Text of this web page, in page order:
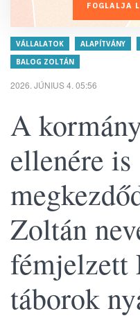
FOGLALJA
VÁLLALATOK ALAPÍTVÁNY
BALOG ZOLTÁN
2026. JÚNIUS 4. 05:56
A
ellenére is
Zoltán
fémjelzett
táborok